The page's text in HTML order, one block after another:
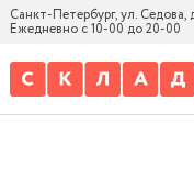
Санкт-Петербург, ул. Седова,
Ежедневно с 10-00 до 20-00